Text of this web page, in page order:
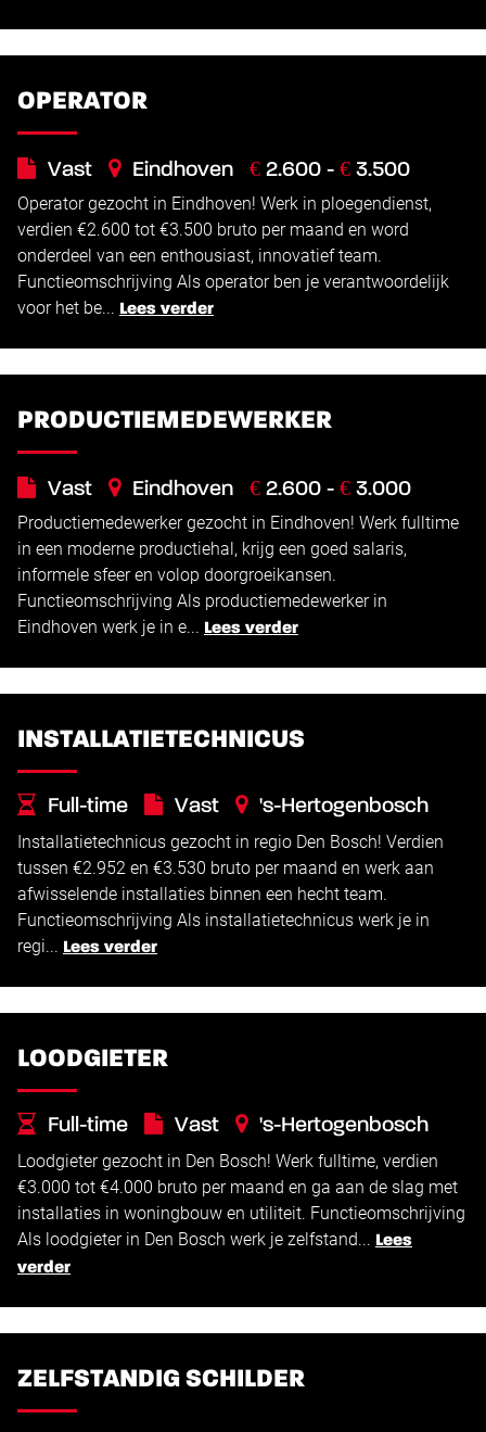
OPERATOR
Vast Eindhoven € 2.600 - € 3.500
Operator gezocht in Eindhoven! Werk in ploegendienst,
verdien €2.600 tot €3.500 bruto per maand en word
onderdeel van een enthousiast, innovatief team.
Functieomschrijving Als operator ben je verantwoordelijk
voor het be... Lees verder
PRODUCTIEMEDEWERKER
Vast Eindhoven € 2.600 - € 3.000
Productiemedewerker gezocht in Eindhoven! Werk fulltime
in een moderne productiehal, krijg een goed salaris,
informele sfeer en volop doorgroeikansen.
Functieomschrijving Als productiemedewerker in
Eindhoven werk je in e... Lees verder
INSTALLATIETECHNICUS
Full-time Vast
's-Hertogenbosch
€2.952 -€3.530
Installatietechnicus gezocht in regio Den Bosch! Verdien
tussen €2.952 en €3.530 bruto per maand en werk aan
afwisselende installaties binnen een hecht team.
Functieomschrijving Als installatietechnicus werk je in
regi... Lees verder
LOODGIETER
Full-time Vast
's-Hertogenbosch
€3.000 -€4.000
Loodgieter gezocht in Den Bosch! Werk fulltime, verdien
€3.000 tot €4.000 bruto per maand en ga aan de slag met
installaties in woningbouw en utiliteit. Functieomschrijving
Als loodgieter in Den Bosch werk je zelfstand... Lees
verder
ZELFSTANDIG SCHILDER